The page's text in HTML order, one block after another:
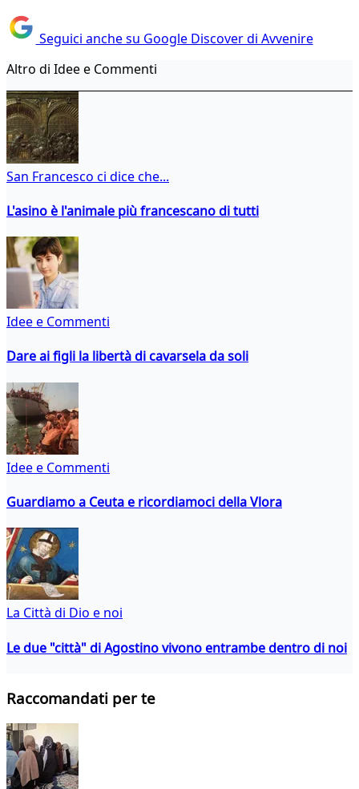
Seguici anche su Google Discover di Avvenire
Altro di Idee e Commenti
San Francesco ci dice che...
L'asino è l'animale più francescano di tutti
Idee e Commenti
Dare ai figli la libertà di cavarsela da soli
Idee e Commenti
Guardiamo a Ceuta e ricordiamoci della Vlora
La Città di Dio e noi
Le due "città" di Agostino vivono entrambe dentro di noi
Raccomandati per te